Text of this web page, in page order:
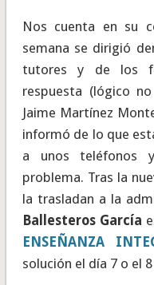
Nos cuenta en su
semana se dirigió
tutores y de los
respuesta (lógico
Jaime Martínez
informó de lo que
a unos teléfonos
problema. Tras la
la trasladan a la
Ballesteros García
ENSEÑANZA
solución el día 7 o el